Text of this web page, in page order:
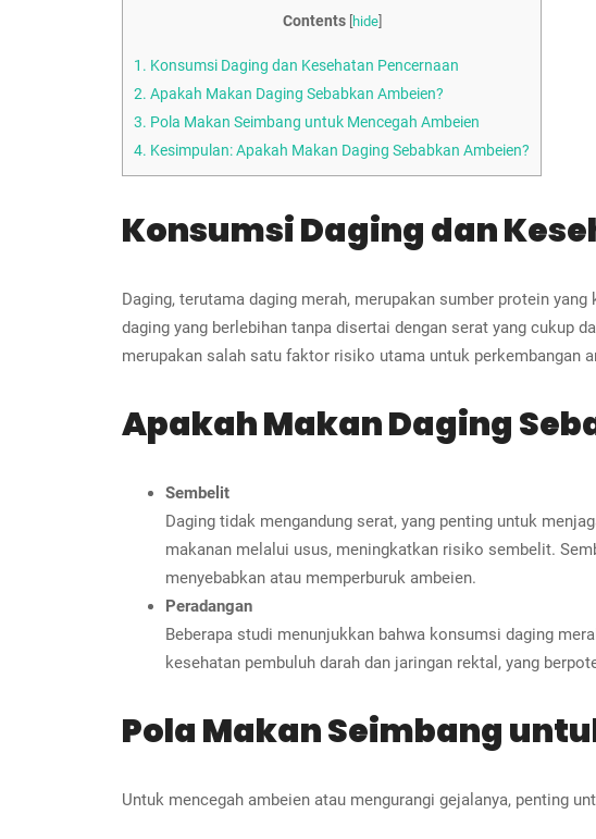
Contents [hide]
1. Konsumsi Daging dan Kesehatan Pencernaan
2. Apakah Makan Daging Sebabkan Ambeien?
3. Pola Makan Seimbang untuk Mencegah Ambeien
4. Kesimpulan: Apakah Makan Daging Sebabkan Ambeien?
Konsumsi Daging dan
Daging, terutama daging merah, merupakan sumber protein
daging yang berlebihan tanpa disertai dengan serat yang cukup
merupakan salah satu faktor risiko utama untuk perkembangan
Apakah Makan Daging
Sembelit
Daging tidak mengandung serat, yang penting untuk
makanan melalui usus, meningkatkan risiko sembelit.
menyebabkan atau memperburuk ambeien.
Peradangan
Beberapa studi menunjukkan bahwa konsumsi daging
kesehatan pembuluh darah dan jaringan rektal, yang
Pola Makan Seimbang
Untuk mencegah ambeien atau mengurangi gejalanya, penting